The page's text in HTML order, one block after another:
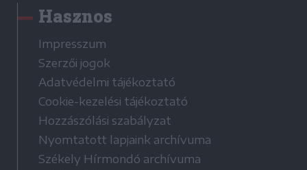
Hasznos
Impresszum
Szerzői jogok
Adatvédelmi tájékoztató
Cookie-kezelési tájékoztató
Hozzászólási szabályzat
Nyomtatott lapjaink archívuma
Székely Hírmondó archívuma